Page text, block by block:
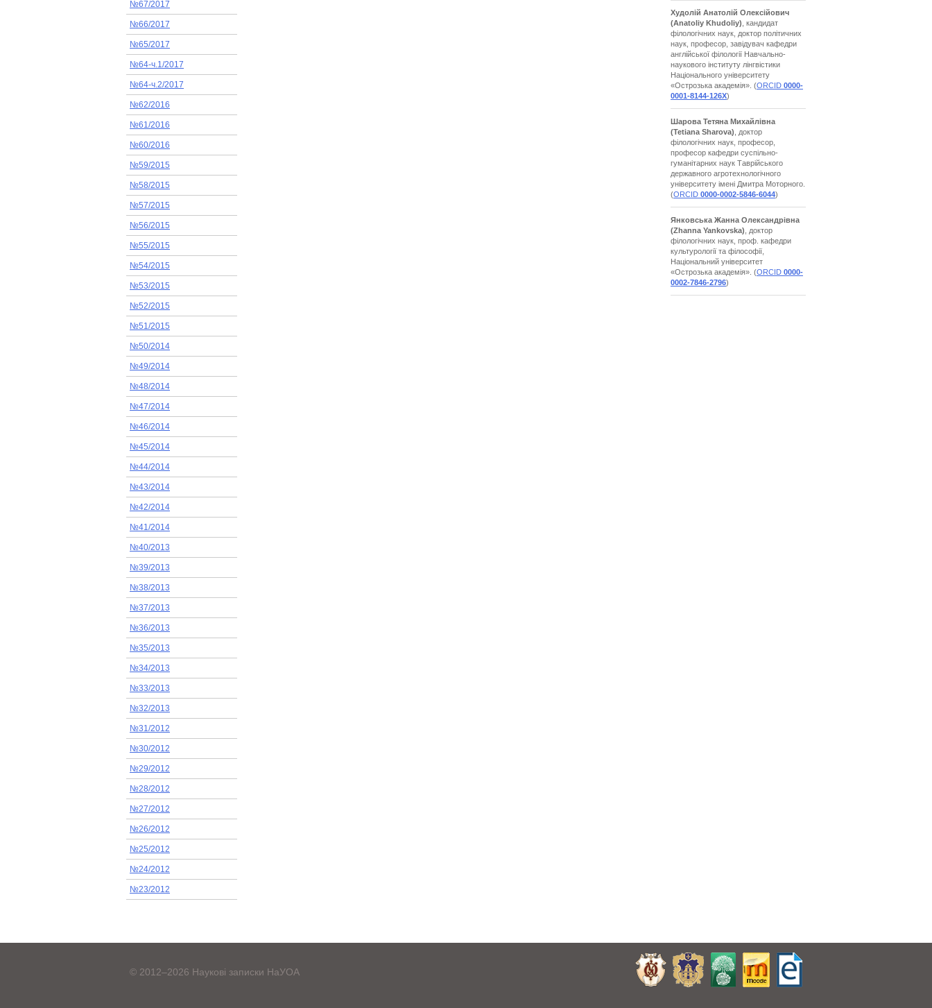
№67/2017
№66/2017
№65/2017
№64-ч.1/2017
№64-ч.2/2017
№62/2016
№61/2016
№60/2016
№59/2015
№58/2015
№57/2015
№56/2015
№55/2015
№54/2015
№53/2015
№52/2015
№51/2015
№50/2014
№49/2014
№48/2014
№47/2014
№46/2014
№45/2014
№44/2014
№43/2014
№42/2014
№41/2014
№40/2013
№39/2013
№38/2013
№37/2013
№36/2013
№35/2013
№34/2013
№33/2013
№32/2013
№31/2012
№30/2012
№29/2012
№28/2012
№27/2012
№26/2012
№25/2012
№24/2012
№23/2012
Худолій Анатолій Олексійович
(Anatoliy Khudoliy), кандидат
філологічних наук, доктор політичних
наук, професор, завідувач кафедри
англійської філології Навчально-
наукового інституту лінгвістики
Національного університету
«Острозька академія». (ORCID 0000-
0001-8144-126X)
Шарова Тетяна Михайлівна
(Tetiana Sharova) , доктор
філологічних наук, професор,
професор кафедри суспільно-
гуманітарних наук Таврійського
державного агротехнологічного
університету імені Дмитра Моторного.
(ORCID 0000-0002-5846-6044)
Янковська Жанна Олександрівна
(Zhanna Yankovska) , доктор
філологічних наук, проф. кафедри
культурології та філософії,
Національний університет
«Острозька академія». (ORCID 0000-
0002-7846-2796)
© 2012–2026 Наукові записки НаУОА